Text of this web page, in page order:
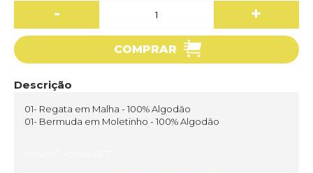
- +
COMPRAR
Descrição
01- Regata em Malha - 100% Algodão
01- Bermuda em Moletinho - 100% Algodão